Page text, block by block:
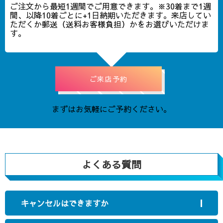
ご注文から最短1週間でご用意できます。※30着まで1週
間、以降10着ごとに+1日納期いただきます。来店してい
ただくか郵送（送料お客様負担）かをお選びいただけま
す。
ご来店予約
まずはお気軽にご予約ください。
よくある質問
キャンセルはできますか